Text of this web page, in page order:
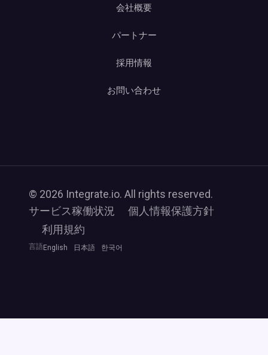
会社概要
パートナー
採用情報
お問い合わせ
© 2026 Integrate.io. All rights reserved.
サービス稼働状況
個人情報保護方針
利用規約
言語 English 日本語 한국어